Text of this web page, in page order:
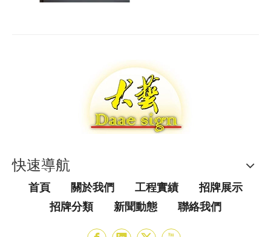
快速導航
首頁 關於我們 工程實績
招牌展示
招牌分類
新聞動態 聯絡我們